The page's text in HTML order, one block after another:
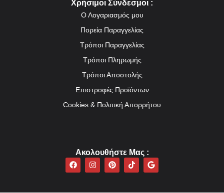
Χρήσιμοι Σύνδεσμοι :
Ο Λογαριασμός μου
Πορεία Παραγγελίας
Τρόποι Παραγγελίας
Τρόποι Πληρωμής
Τρόποι Αποστολής
Επιστροφές Προϊόντων
Cookies & Πολιτική Απορρήτου
Ακολουθήστε Mας :
F
a
b
I
n
a
P
i
e
T
i
o
G
o
l